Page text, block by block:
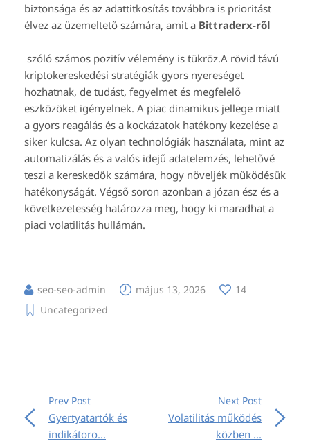
biztonsága és az adattitkosítás továbbra is prioritást
élvez az üzemeltető számára, amit a Bittraderx-ről
szóló számos pozitív vélemény is tükröz.A rövid távú
kriptokereskedési stratégiák gyors nyereséget
hozhatnak, de tudást, fegyelmet és megfelelő
eszközöket igényelnek. A piac dinamikus jellege miatt
a gyors reagálás és a kockázatok hatékony kezelése a
siker kulcsa. Az olyan technológiák használata, mint az
automatizálás és a valós idejű adatelemzés, lehetővé
teszi a kereskedők számára, hogy növeljék működésük
hatékonyságát. Végső soron azonban a józan ész és a
következetesség határozza meg, hogy ki maradhat a
piaci volatilitás hullámán.
seo-seo-admin május 13, 2026
14
Uncategorized
Prev Post
Gyertyatartók és
indikátoro...
Next Post
Volatilitás működés
közben ...